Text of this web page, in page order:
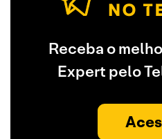
Receba o
Expert pelo